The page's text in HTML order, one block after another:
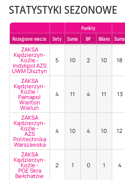
STATYSTYKI SEZONOWE
Punkty
Rozegrane mecze
Sety Suma BP Bilans Suma
ZAKSA
Kędzierzyn-
Koźle -
Indykpol AZS
UWM Olsztyn
5 10 2 10 18
ZAKSA
Kędzierzyn-
Koźle -
Pamapol
Wielton
Wieluń
4 11 4 11 13
ZAKSA
Kędzierzyn-
Koźle -
AZS
Politechnika
Warszawska
4 10 4 10 12
ZAKSA
Kędzierzyn-
Koźle -
PGE Skra
Bełchatów
2 1 0 1 4